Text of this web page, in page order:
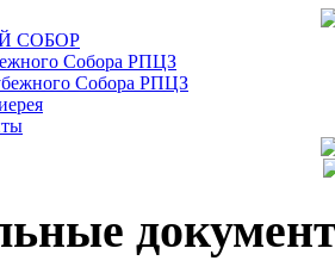
СОБОР
Собора РПЦЗ
Собора РПЦЗ